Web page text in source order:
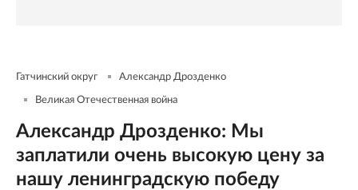
Гатчинский округ Александр Дрозденко
Великая Отечественная война
Александр Дрозденко: Мы
заплатили очень высокую цену за
нашу ленинградскую победу